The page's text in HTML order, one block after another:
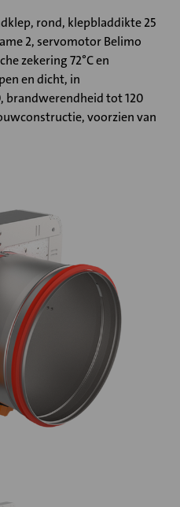
rond, klepbladdikte 25
2, servomotor Belimo
zekering 72°C en
en dicht, in
brandwerendheid tot 120
voorzien van